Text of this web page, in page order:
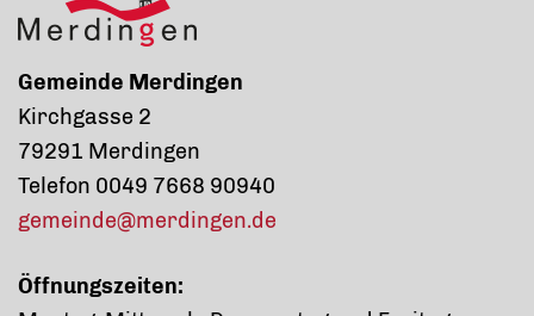
Gemeinde Merdingen
Kirchgasse 2
79291 Merdingen
Telefon 0049 7668 90940
gemeinde@merdingen.de
Öffnungszeiten: